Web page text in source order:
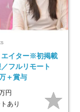
エイター※初掲載
／フルリモート
＋賞与
円
あり